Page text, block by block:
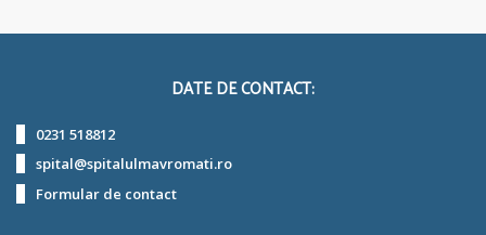
DATE DE CONTACT:
0231 518812
spital@spitalulmavromati.ro
Formular de contact